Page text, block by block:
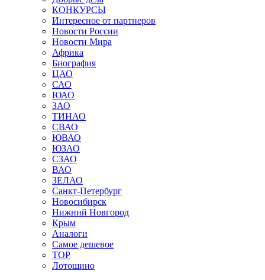
КОНКУРСЫ
Интересное от партнеров
Новости России
Новости Мира
Африка
Биография
ЦАО
САО
ЮАО
ЗАО
ТИНАО
СВАО
ЮВАО
ЮЗАО
СЗАО
ВАО
ЗЕЛАО
Санкт-Петербург
Новосибирск
Нижний Новгород
Крым
Аналоги
Самое дешевое
TOP
Лотошино